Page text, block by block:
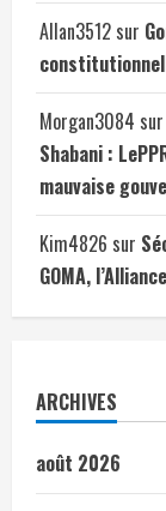
Allan3512 sur
Morgan3084 sur
Shabani :
mauvaise
Kim4826 sur
GOMA,
ARCHIVES
août 2026